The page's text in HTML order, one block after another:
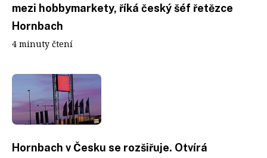
mezi hobbymarkety, říká český šéf řetězce
Hornbach
4 minuty čtení
Hornbach v Česku se rozšiřuje. Otvírá